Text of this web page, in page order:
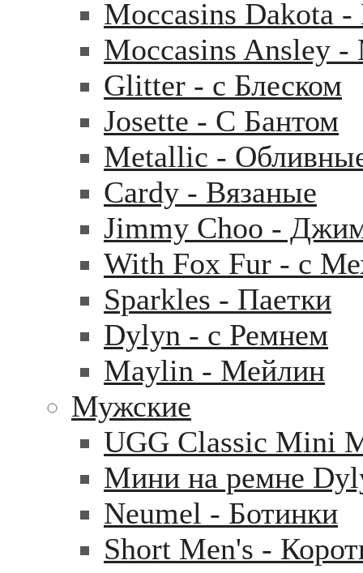
Moccasins Dakota
Moccasins Ansley
Glitter - с Блеском
Josette - С Бантом
Metallic -
Cardy - Вязаные
Jimmy Choo -
With Fox Fur - с
Sparkles - Паетки
Dylyn - с Ремнем
Maylin - Мейлин
Мужские
UGG Classic Mini
Мини на ремне
Neumel - Ботинки
Short Men's -